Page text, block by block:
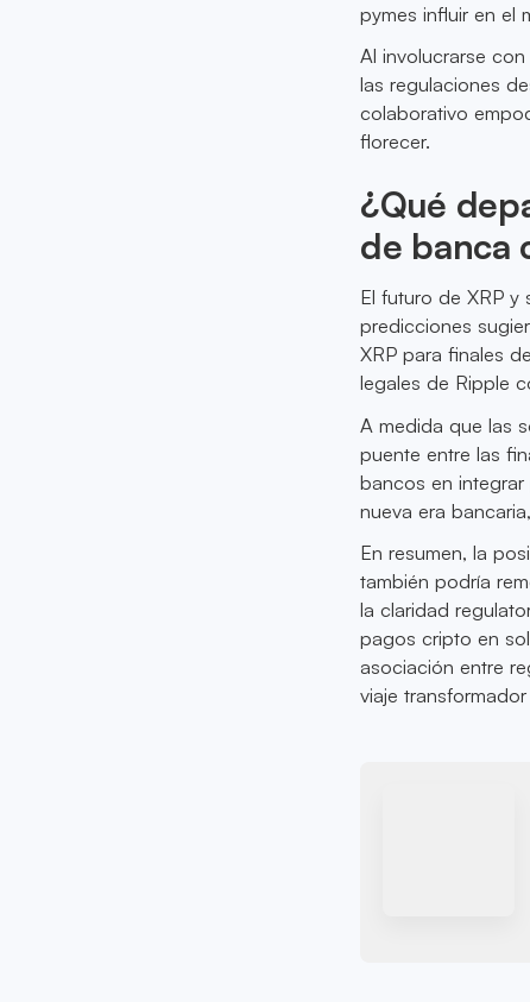
pymes influir en el
Al involucrarse
las regulaciones
colaborativo
florecer.
¿Qué
de banca
El futuro de XRP
predicciones
XRP para finales
legales de Ripple
A medida que las
puente entre las
bancos en
nueva era
En resumen, la
también podría
la claridad
pagos cripto en
asociación entre
viaje